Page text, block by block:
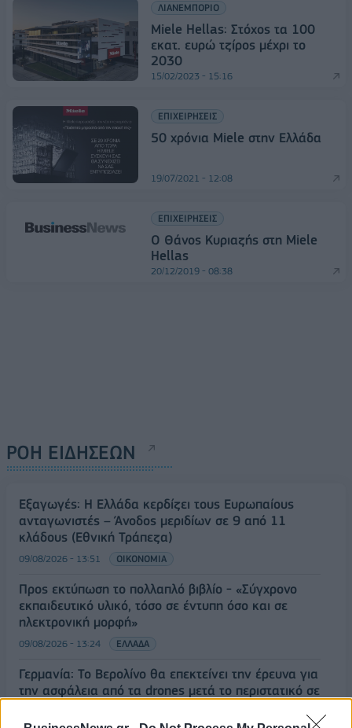
ΛΙΑΝΕΜΠΟΡΙΟ
Μiele Hellas: Στόχος τα 100
εκατ. ευρώ τζίρος μέχρι το
2030
15/02/2023 - 15:16
ΕΠΙΧΕΙΡΗΣΕΙΣ
50 χρόνια Miele στην Ελλάδα
19/07/2021 - 12:08
ΕΠΙΧΕΙΡΗΣΕΙΣ
O Θάνος Κυριαζής στη Miele
Hellas
20/12/2019 - 08:38
ΡΟΗ ΕΙΔΗΣΕΩΝ
Εξαγωγές: Η Ελλάδα κερδίζει τους Ευρωπαίους
ανταγωνιστές – Άνοδος μεριδίων σε 9 από 11
κλάδους (Εθνική Τράπεζα)
09/08/2026 - 13:51 ΟΙΚΟΝΟΜΙΑ
Προς εκτύπωση το πολλαπλό βιβλίο - «Σύγχρονο
εκπαιδευτικό υλικό, τόσο σε έντυπη όσο και σε
ηλεκτρονική μορφή»
09/08/2026 - 13:24 ΕΛΛΑΔΑ
Γερμανία: Το Βερολίνο θα επεκτείνει την έρευνα για
την ασφάλεια από τα drones μετά το περιστατικό σε